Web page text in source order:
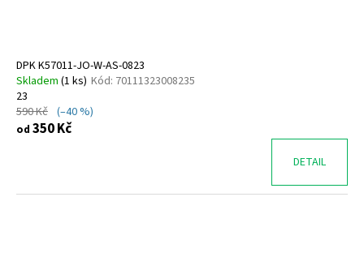
DPK K57011-JO-W-AS-0823
Skladem (1 ks) Kód: 70111323008235
23
590 Kč (–40 %)
od 350 Kč
DETAIL